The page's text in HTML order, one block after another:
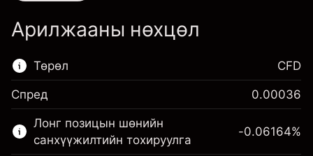
Арилжааны нөхцөл
Төрөл
Энэ санхүүгийн зах зээл зөвхөн CFD
арилжаанд зориулагдсан.
CFD
Спред 0.00036
Лонг позицын шөнийн
санхүүжилтийн тохируулга
-0.06164%